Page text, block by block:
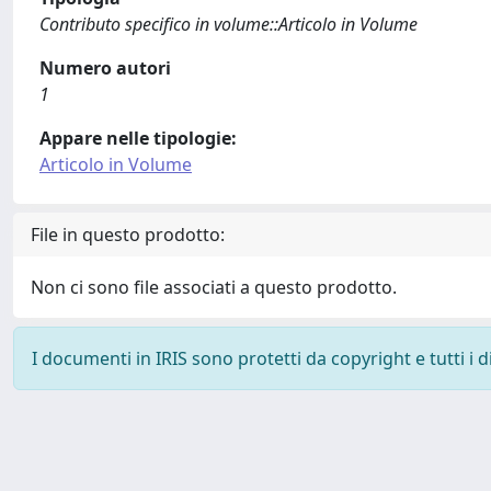
Contributo specifico in volume::Articolo in Volume
Numero autori
1
Appare nelle tipologie:
Articolo in Volume
File in questo prodotto:
Non ci sono file associati a questo prodotto.
I documenti in IRIS sono protetti da copyright e tutti i